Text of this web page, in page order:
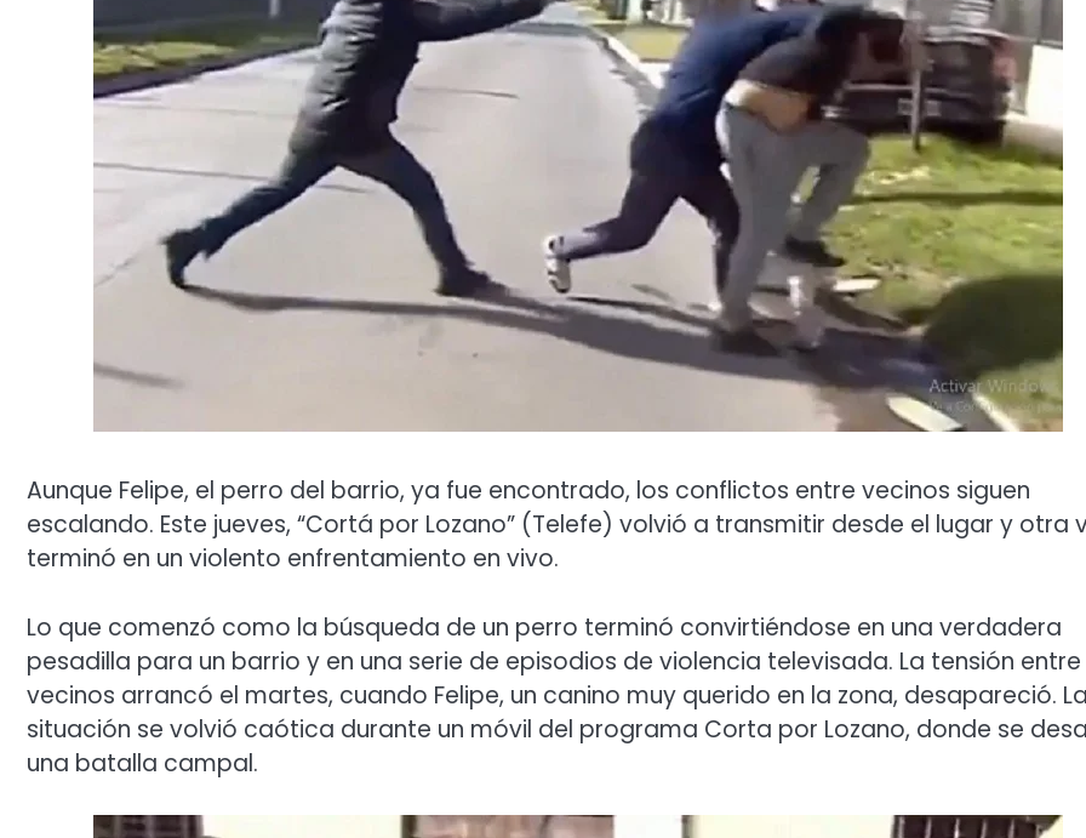
Aunque Felipe, el perro del barrio, ya fue encontrado, los conflictos entre vecinos siguen
escalando. Este jueves, “Cortá por Lozano” (Telefe) volvió a transmitir desde el lugar y otra
terminó en un violento enfrentamiento en vivo.
Lo que comenzó como la búsqueda de un perro terminó convirtiéndose en una verdadera
pesadilla para un barrio y en una serie de episodios de violencia televisada. La tensión entre
vecinos arrancó el martes, cuando Felipe, un canino muy querido en la zona, desapareció.
situación se volvió caótica durante un móvil del programa Corta por Lozano, donde se
una batalla campal.